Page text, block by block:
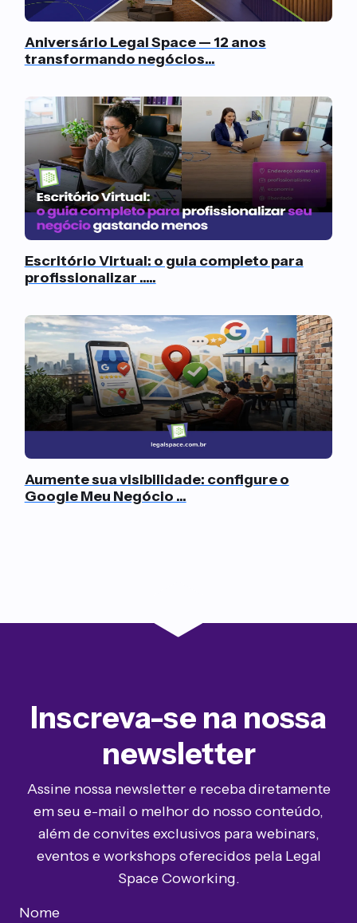
Aniversário Legal Space — 12 anos
transformando negócios...
Escritório Virtual: o guia completo para
profissionalizar .....
Aumente sua visibilidade: configure o
Google Meu Negócio ...
Inscreva-se na nossa
newsletter
Assine nossa newsletter e receba diretamente
em seu e-mail o melhor do nosso conteúdo,
além de convites exclusivos para webinars,
eventos e workshops oferecidos pela Legal
Space Coworking.
Nome